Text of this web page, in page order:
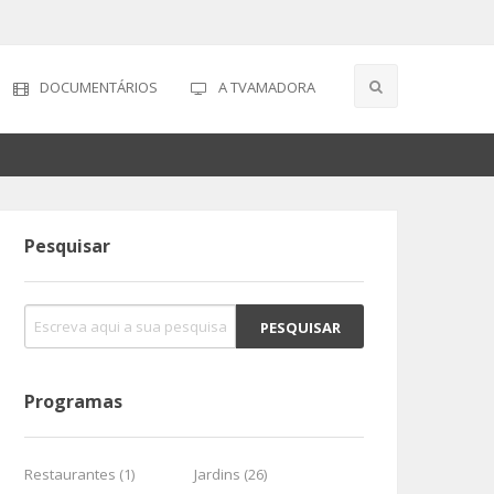
DOCUMENTÁRIOS A TVAMADORA
Pesquisar
Programas
Restaurantes (1)
Jardins (26)